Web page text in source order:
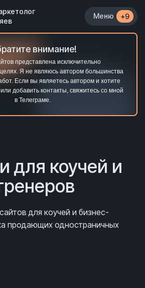
Меню +9
внимание!
представлена исключительно
Я не являюсь автором большинства
Если вы являетесь автором и хотите
добавить контакты, свяжитесь со мной
в Телеграме.
для коучей и
для коучей и бизнес-
продающих одностраничных